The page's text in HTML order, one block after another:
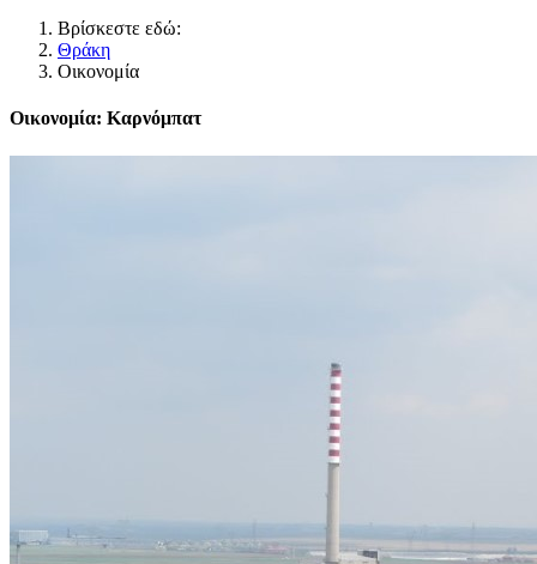
Βρίσκεστε εδώ:
Θράκη
Οικονομία
Οικονομία: Καρνόμπατ